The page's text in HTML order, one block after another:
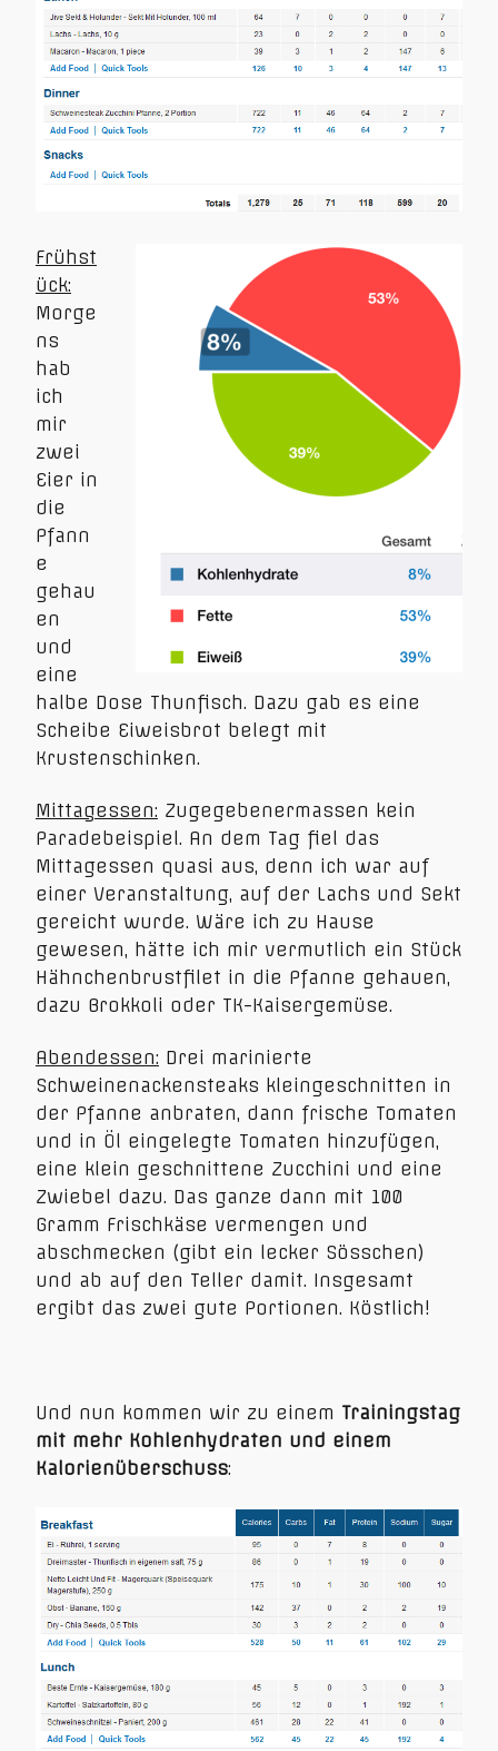
Frühst
ück:
Morge
ns
hab
ich
mir
zwei
Eier in
die
Pfann
e
gehau
en
und
eine
halbe Dose Thunfisch. Dazu gab es eine
Scheibe Eiweisbrot belegt mit
Krustenschinken.
Mittagessen: Zugegebenermassen kein
Paradebeispiel. An dem Tag fiel das
Mittagessen quasi aus, denn ich war auf
einer Veranstaltung, auf der Lachs und Sekt
gereicht wurde. Wäre ich zu Hause
gewesen, hätte ich mir vermutlich ein Stück
Hähnchenbrustfilet in die Pfanne gehauen,
dazu Brokkoli oder TK-Kaisergemüse.
Abendessen: Drei marinierte
Schweinenackensteaks kleingeschnitten in
der Pfanne anbraten, dann frische Tomaten
und in Öl eingelegte Tomaten hinzufügen,
eine klein geschnittene Zucchini und eine
Zwiebel dazu. Das ganze dann mit 100
Gramm Frischkäse vermengen und
abschmecken (gibt ein lecker Sösschen)
und ab auf den Teller damit. Insgesamt
ergibt das zwei gute Portionen. Köstlich!
Und nun kommen wir zu einem Trainingstag
mit mehr Kohlenhydraten und einem
Kalorienüberschuss: